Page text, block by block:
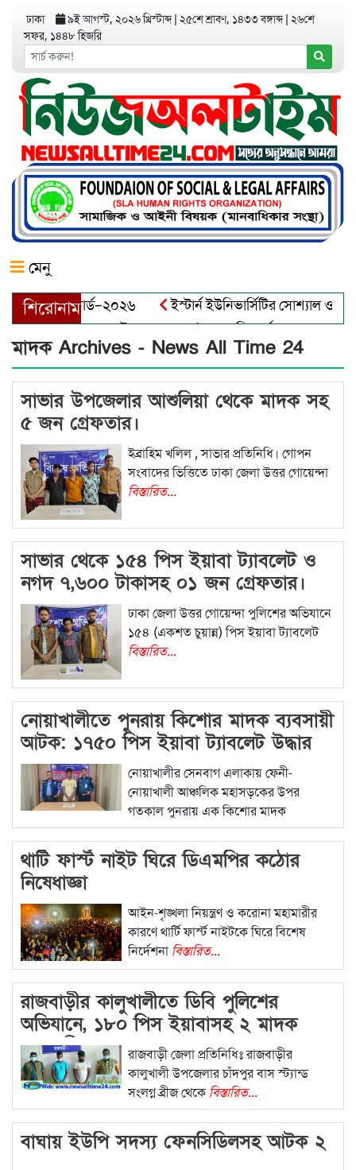
ঢাকা ৯ই আগস্ট, ২০২৬ খ্রিস্টাব্দ ২৫শে শ্রাবণ, ১৪৩৩ বঙ্গাব্দ ২৬শে
সফর, ১৪৪৮ হিজরি
মেনু
শিরোনাম
অ্যাওয়ার্ড–২০২৬
ইস্টার্ন ইউনিভার্সিটির সোশ্যাল
আব্দুল খালেক এর ইন্তেকাল
আত্মশুদ্ধি অর্জন ও অশুভকে বর্জন
মাদক Archives - News All Time 24
সাভার উপজেলার আশুলিয়া থেকে মাদক সহ
৫ জন গ্রেফতার।
ইব্রাহিম খলিল , সাভার প্রতিনিধি। গোপন
সংবাদের ভিত্তিতে ঢাকা জেলা উত্তর গোয়েন্দা
বিস্তারিত...
সাভার থেকে ১৫৪ পিস ইয়াবা ট্যাবলেট ও
নগদ ৭,৬০০ টাকাসহ ০১ জন গ্রেফতার।
ঢাকা জেলা উত্তর গোয়েন্দা পুলিশের অভিযানে
১৫৪ (একশত চুয়ান্ন) পিস ইয়াবা ট্যাবলেট
বিস্তারিত...
নোয়াখালীতে পুনরায় কিশোর মাদক ব্যবসায়ী
আটক: ১৭৫০ পিস ইয়াবা ট্যাবলেট উদ্ধার
নোয়াখালীর সেনবাগ এলাকায় ফেনী-
নোয়াখালী আঞ্চলিক মহাসড়কের উপর
গতকাল পুনরায় এক কিশোর মাদক
বিস্তারিত...
থার্টি ফার্স্ট নাইট ঘিরে ডিএমপির কঠোর
নিষেধাজ্ঞা
আইন-শৃঙ্খলা নিয়ন্ত্রণ ও করোনা মহামারীর
কারণে থার্টি ফার্স্ট নাইটকে ঘিরে বিশেষ
নির্দেশনা বিস্তারিত...
রাজবাড়ীর কালুখালীতে ডিবি পুলিশের
অভিযানে, ১৮০ পিস ইয়াবাসহ ২ মাদক
ব্যবসায়ী গ্রেপ্তাররাজবাড়ী জেলা প্রতিনিধিঃ রাজবাড়ীর
কালুখালী উপজেলার চাঁদপুর বাস স্ট্যান্ড
সংলগ্ন ব্রীজ থেকে বিস্তারিত...
বাঘায় ইউপি সদস্য ফেনসিডিলসহ আটক ২